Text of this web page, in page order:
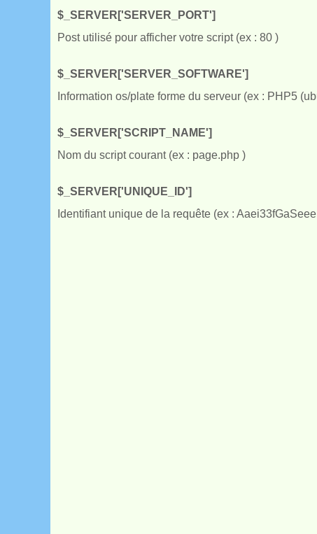
$_SERVER['SERVER_PORT']
Post utilisé pour afficher votre script (ex : 80 )
$_SERVER['SERVER_SOFTWARE']
Information os/plate forme du serveur (ex : PHP5
$_SERVER['SCRIPT_NAME']
Nom du script courant (ex : page.php )
$_SERVER['UNIQUE_ID']
Identifiant unique de la requête (ex :